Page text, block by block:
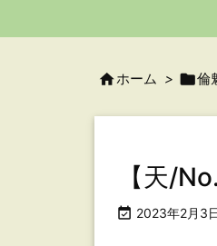
ホーム > 倫
【天/
 2023年2月3